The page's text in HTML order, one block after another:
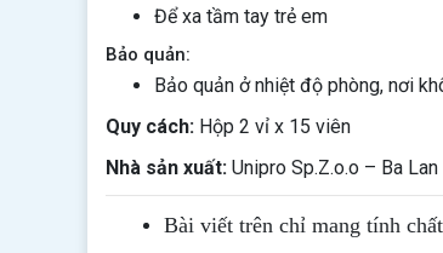
Để xa tầm tay trẻ em
Bảo quản:
Bảo quản ở nhiệt độ phòng, nơi
Quy cách: Hộp 2 vỉ x 15 viên
Nhà sản xuất: Unipro Sp.Z.o.o – Ba Lan
Bài viết trên chỉ mang tính